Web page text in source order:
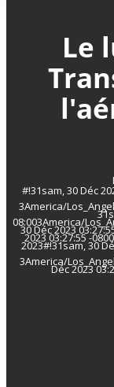
Le
#!31sam, 30 Déc
3America/
08:003America/
30 Déc 2023
2023 03:27:55 -
2023#!31sam, 30
3America/
Déc 2023